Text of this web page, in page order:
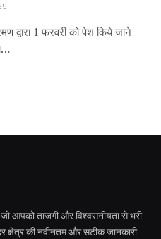
द्वारा 1 फरवरी को पेश किये जाने
आपको ताजगी और विश्वसनीयता से भरी
क्षेत्र की नवीनतम और सटीक जानकारी